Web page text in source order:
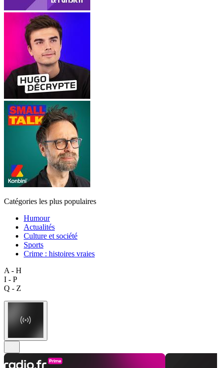
Catégories les plus populaires
Humour
Actualités
Culture et société
Sports
Crime : histoires vraies
A - H
I - P
Q - Z